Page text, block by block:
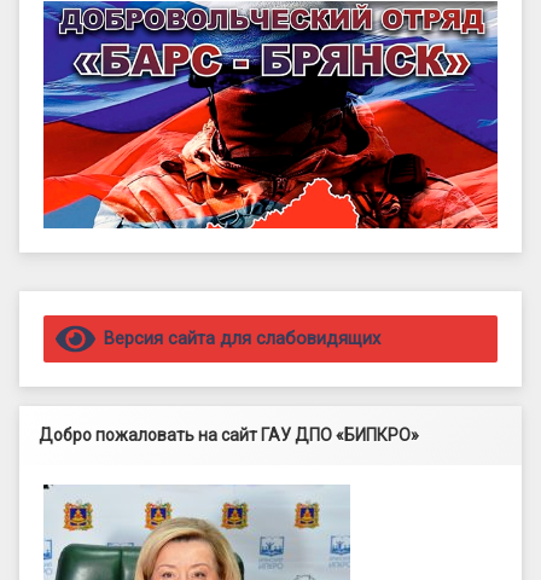
Правый сайдбар
Версия сайта для слабовидящих
Добро пожаловать на сайт ГАУ ДПО «БИПКРО»